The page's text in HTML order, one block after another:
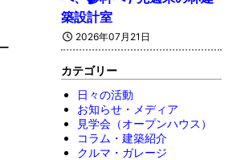
築設計室
2026年07月21日
カテゴリー
日々の活動
お知らせ・メディア
見学会（オープンハウス）
コラム・建築紹介
クルマ・ガレージ